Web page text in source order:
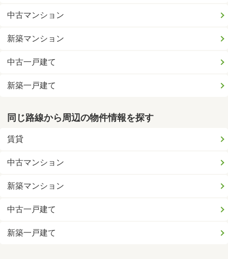
中古マンション
新築マンション
中古一戸建て
新築一戸建て
同じ路線から周辺の物件情報を探す
賃貸
中古マンション
新築マンション
中古一戸建て
新築一戸建て